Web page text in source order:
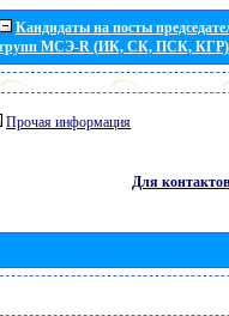
Кандидаты на посты
групп МСЭ-R (ИК, СК, ПСК, КГР)
Прочая информация
Для контактов